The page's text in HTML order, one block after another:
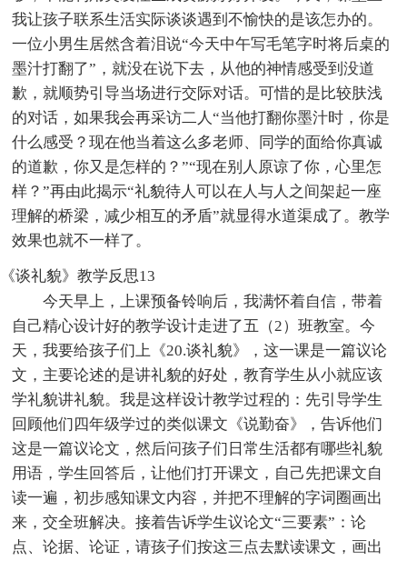
我让孩子联系生活实际谈谈遇到不愉快的是该怎办的。
一位小男生居然含着泪说“今天中午写毛笔字时将后桌的
墨汁打翻了”，就没在说下去，从他的神情感受到没道
歉，就顺势引导当场进行交际对话。可惜的是比较肤浅
的对话，如果我会再采访二人“当他打翻你墨汁时，你是
什么感受？现在他当着这么多老师、同学的面给你真诚
的道歉，你又是怎样的？”“现在别人原谅了你，心里怎
样？”再由此揭示“礼貌待人可以在人与人之间架起一座
理解的桥梁，减少相互的矛盾”就显得水道渠成了。教学
效果也就不一样了。
《谈礼貌》教学反思13
今天早上，上课预备铃响后，我满怀着自信，带着
自己精心设计好的教学设计走进了五（2）班教室。今
天，我要给孩子们上《20.谈礼貌》，这一课是一篇议论
文，主要论述的是讲礼貌的好处，教育学生从小就应该
学礼貌讲礼貌。我是这样设计教学过程的：先引导学生
回顾他们四年级学过的类似课文《说勤奋》，告诉他们
这是一篇议论文，然后问孩子们日常生活都有哪些礼貌
用语，学生回答后，让他们打开课文，自己先把课文自
读一遍，初步感知课文内容，并把不理解的字词圈画出
来，交全班解决。接着告诉学生议论文“三要素”：论
点、论据、论证，请孩子们按这三点去默读课文，画出